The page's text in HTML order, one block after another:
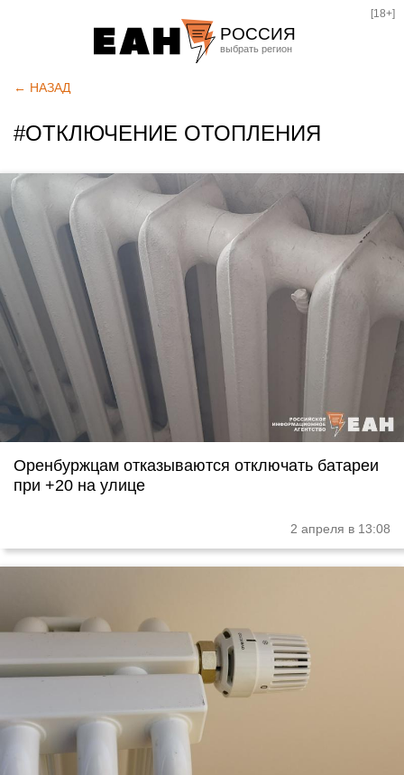
РОССИЯ
Курган
Оренбург
[18+]
← НАЗАД
#ОТКЛЮЧЕНИЕ ОТОПЛЕНИЯ
Оренбуржцам отказываются отключать батареи
при +20 на улице
2 апреля в 13:08